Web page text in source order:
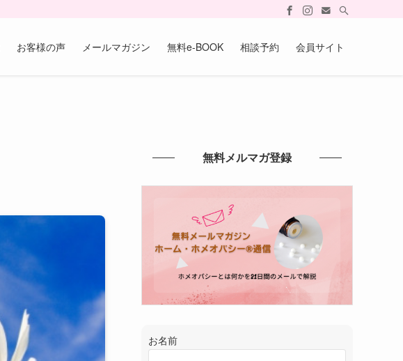
お客様の声 メールマガジン 無料e-BOOK 相談予約 会員サイト
無料メルマガ登録
お名前